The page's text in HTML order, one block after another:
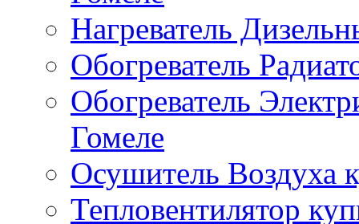
Нагреватель
Обогреватель
Обогреватель
Гомеле
Осушитель Воздуха
Тепловентилятор